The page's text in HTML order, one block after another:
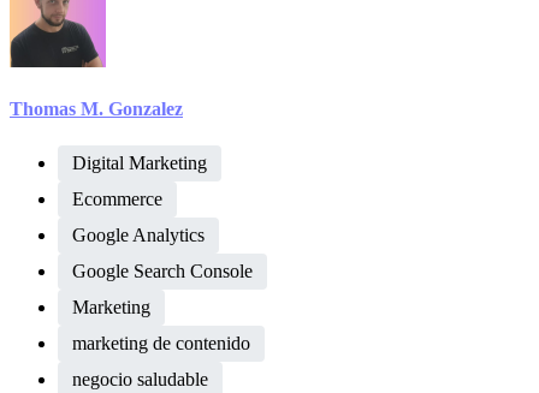
Thomas M. Gonzalez
Digital Marketing
Ecommerce
Google Analytics
Google Search Console
Marketing
marketing de contenido
negocio saludable